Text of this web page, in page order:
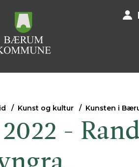
Kunst og kultur Kunsten i
-